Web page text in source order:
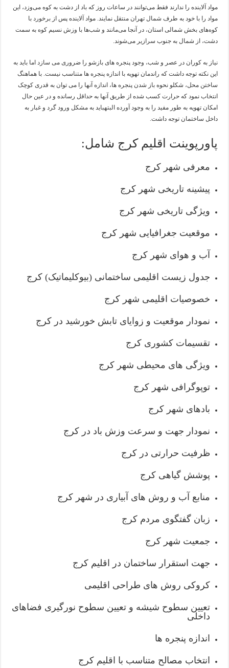
مواد آلاینده را ندارند فقط می‌توانند در ساعات روز که باد از دشت به کوه می‌وزد، این
مواد را با خود به طرف شمال تهران منتقل نمایند. مواد آلاینده پس از برخورد با
کوه‌های بخش شمالی استان، در آنجا می‌مانند و شب‌ها با وزش نسیم کوه به سمت
دشت، از شمال به جنوب سرازیر می‌شوند.
نیاز به کوران در عصر و شب، وجود پنجره های بازشو را ضروری می سازد اما باید به
این نکته توجه داشت که راندمان تهویه با اندازه پنجره ها متناسب نیست. با هماهنگ
ساختن محل، شکلو نحوه باز شدن پنجره ها، اندازه آنها را می توان به قدری کوچک
انتخاب نمود که حرارت کسب شده از طریق آنها به حداقل رسانده و در عین حال
امکان تهویه به طور مفید را به وجود آورده البتهباید به مشکل ورود گرد و غبار به
داخل ساختمان توجه داشت.
پاورپوینت اقلیم کرج شامل:
معرفی شهر کرج
پیشینه تاریخی شهر کرج
ویژگی تاریخی شهر کرج
موقعیت جغرافیایی شهر کرج
آب و هوای شهر کرج
جدول زیست اقلیمی ساختمانی (بیوکلیماتیک) کرج
خصوصیات اقلیمی شهر کرج
نمودار موقعیت و زوایای تابش خورشید در کرج
تقسیمات کشوری کرج
ویژگی های محیطی شهر کرج
توپوگرافی شهر کرج
بادهای شهر کرج
نمودار جهت و سرعت وزش باد در کرج
ظرفیت حرارتی در کرج
پوشش گیاهی کرج
منابع آب و روش های آبیاری در شهر کرج
زبان گفتگوی مردم کرج
جمعیت شهر کرج
جهت استقرار ساختمان در اقلیم کرج
کروکی روش های طراحی اقلیمی
تعیین سطوح شیشه و تعیین سطوح نورگیری فضاهای
داخلی
اندازه پنجره ها
انتخاب مصالح متناسب با اقلیم کرج